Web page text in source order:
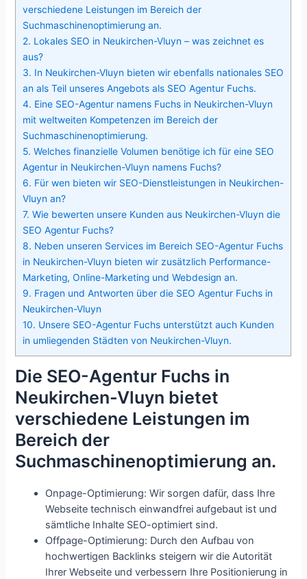
verschiedene Leistungen im Bereich der
Suchmaschinenoptimierung an.
2. Lokales SEO in Neukirchen-Vluyn – was zeichnet es
aus?
3. In Neukirchen-Vluyn bieten wir ebenfalls nationales SEO
an als Teil unseres Angebots als SEO Agentur Fuchs.
4. Eine SEO-Agentur namens Fuchs in Neukirchen-Vluyn
mit weltweiten Kompetenzen im Bereich der
Suchmaschinenoptimierung.
5. Welches finanzielle Volumen benötige ich für eine SEO
Agentur in Neukirchen-Vluyn namens Fuchs?
6. Für wen bieten wir SEO-Dienstleistungen in Neukirchen-
Vluyn an?
7. Wie bewerten unsere Kunden aus Neukirchen-Vluyn die
SEO Agentur Fuchs?
8. Neben unseren Services im Bereich SEO-Agentur Fuchs
in Neukirchen-Vluyn bieten wir zusätzlich Performance-
Marketing, Online-Marketing und Webdesign an.
9. Fragen und Antworten über die SEO Agentur Fuchs in
Neukirchen-Vluyn
10. Unsere SEO-Agentur Fuchs unterstützt auch Kunden
in umliegenden Städten von Neukirchen-Vluyn.
Die SEO-Agentur Fuchs in
Neukirchen-Vluyn bietet
verschiedene Leistungen im
Bereich der
Suchmaschinenoptimierung an.
Onpage-Optimierung: Wir sorgen dafür, dass Ihre
Webseite technisch einwandfrei aufgebaut ist und
sämtliche Inhalte SEO-optimiert sind.
Offpage-Optimierung: Durch den Aufbau von
hochwertigen Backlinks steigern wir die Autorität
Ihrer Webseite und verbessern Ihre Positionierung in